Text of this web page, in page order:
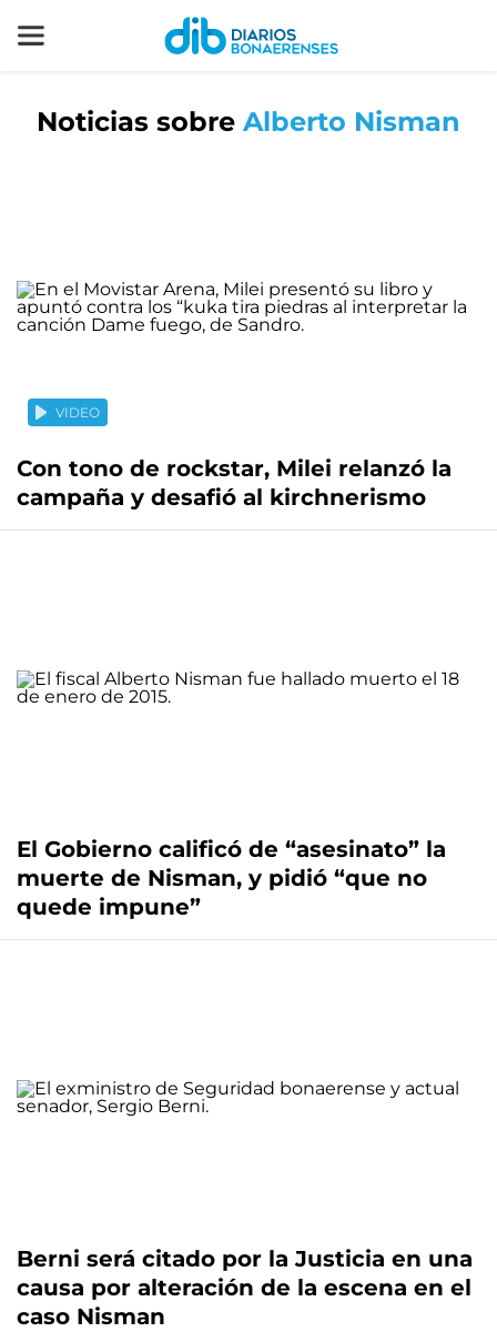
Noticias sobre Alberto Nisman
VIDEO
Con tono de rockstar, Milei relanzó la
campaña y desafió al kirchnerismo
El Gobierno calificó de “asesinato” la
muerte de Nisman, y pidió “que no
quede impune”
Berni será citado por la Justicia en una
causa por alteración de la escena en el
caso Nisman